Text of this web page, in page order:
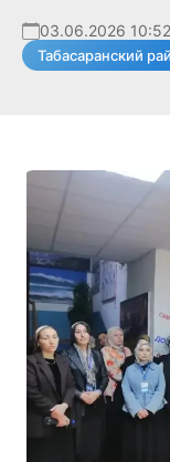
03.06.2026 10:52
Табасаранский